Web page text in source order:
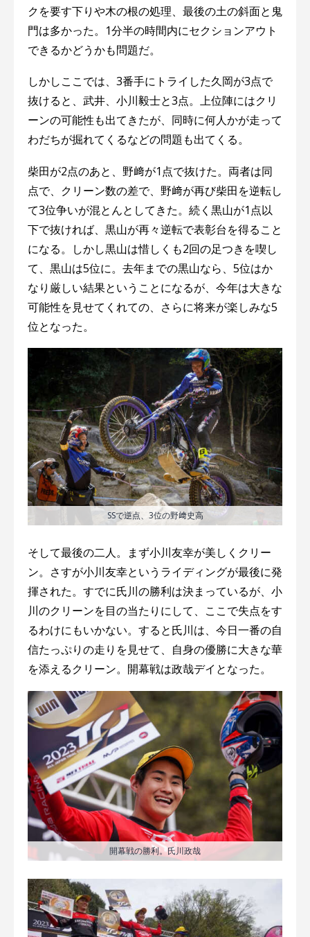
クを要す下りや木の根の処理、最後の土の斜面と鬼
門は多かった。1分半の時間内にセクションアウト
できるかどうかも問題だ。
しかしここでは、3番手にトライした久岡が3点で
抜けると、武井、小川毅士と3点。上位陣にはクリ
ーンの可能性も出てきたが、同時に何人かが走って
わだちが掘れてくるなどの問題も出てくる。
柴田が2点のあと、野﨑が1点で抜けた。両者は同
点で、クリーン数の差で、野﨑が再び柴田を逆転し
て3位争いが混とんとしてきた。続く黒山が1点以
下で抜ければ、黒山が再々逆転で表彰台を得ること
になる。しかし黒山は惜しくも2回の足つきを喫し
て、黒山は5位に。去年までの黒山なら、5位はか
なり厳しい結果ということになるが、今年は大きな
可能性を見せてくれての、さらに将来が楽しみな5
位となった。
SSで逆点、3位の野﨑史高
そして最後の二人。まず小川友幸が美しくクリー
ン。さすが小川友幸というライディングが最後に発
揮された。すでに氏川の勝利は決まっているが、小
川のクリーンを目の当たりにして、ここで失点をす
るわけにもいかない。すると氏川は、今日一番の自
信たっぷりの走りを見せて、自身の優勝に大きな華
を添えるクリーン。開幕戦は政哉デイとなった。
開幕戦の勝利。氏川政哉